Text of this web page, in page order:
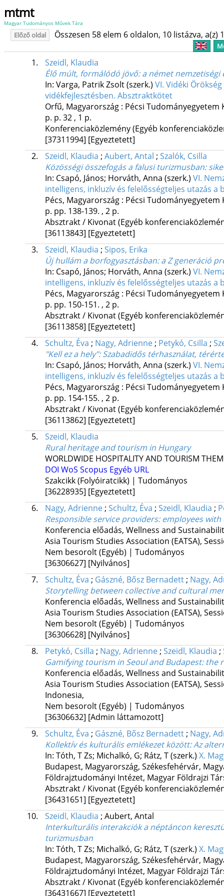
mtmt
Magyar Tudományos Művek Tára
Előző oldal Összesen 58 elem 6 oldalon, 10 listázva, a(z)
1.
Szeidl, Klaudia
Élő múlt, formálódó jövő: a német
In: Varga, Patrik Zsolt (szerk.) VI. Vidéki
vidékfejlesztésben. Absztraktkötet
Orfű, Magyarország : Pécsi Tudományegyetem
p. p. 32 , 1 p.
Konferenciaközlemény (Egyéb
[37311994] [Egyeztetett]
2.
Szeidl, Klaudia ; Aubert, Antal ; Szalók, Csilla
Közösségi összefogás a falusi turizmusban:
In: Csapó, János; Horváth, Anna (szerk.) VI.
intelligens, inkluzív és felelősségteljes utazás
Pécs, Magyarország : Pécsi
p. pp. 138-139. , 2 p.
Absztrakt / Kivonat (Egyéb
[36113843] [Egyeztetett]
3.
Szeidl, Klaudia ; Sipos, Erika
Új hullám a borfogyasztásban: a Z generáció
In: Csapó, János; Horváth, Anna (szerk.) VI.
intelligens, inkluzív és felelősségteljes utazás
Pécs, Magyarország : Pécsi
p. pp. 150-151. , 2 p.
Absztrakt / Kivonat (Egyéb
[36113858] [Egyeztetett]
4.
Schultz, Éva ; Nagy, Adrienne; Petykó, Csilla ;
"Kell ez a hely": Szabadidős térhasználat,
In: Csapó, János; Horváth, Anna (szerk.) VI.
intelligens, inkluzív és felelősségteljes utazás
Pécs, Magyarország : Pécsi
p. pp. 154-155. , 2 p.
Absztrakt / Kivonat (Egyéb
[36113862] [Egyeztetett]
5.
Szeidl, Klaudia
Rural heritage and tourism in Hungary
WORLDWIDE HOSPITALITY AND TOURISM
DOI WoS Scopus Egyéb URL
Szakcikk (Folyóiratcikk) | Tudományos
[36228935] [Egyeztetett]
6.
Nagy, Adrienne; Schultz, Éva ; Szeidl, Klaudia ;
Responsible service providers: employees
Konferencia előadás, Wellness and
Asia Tourism Studies Association (EATSA),
Nem besorolt (Egyéb) | Tudományos
[36306627] [Nyilvános]
7.
Schultz, Éva ; Gászné, Bősz Bernadett; Nagy,
Storytelling between collective and cultural
Konferencia előadás, Wellness and
Asia Tourism Studies Association (EATSA),
Nem besorolt (Egyéb) | Tudományos
[36306628] [Nyilvános]
8.
Petykó, Csilla ; Nagy, Adrienne; Szeidl, Klaudia ;
Gamifying tourism in Seoul and Budapest: the
Konferencia előadás, Wellness and
Asia Tourism Studies Association (EATSA),
Indonesia,
Nem besorolt (Egyéb) | Tudományos
[36306632] [Admin láttamozott]
9.
Schultz, Éva ; Gászné, Bősz Bernadett; Nagy,
Kollektív és kulturális emlékezet között: Az
In: Tóth, T Zs; Michalkó, G; Rátz, T (szerk.) X.
Budapest, Magyarország, Székesfehérvár,
Földrajztudományi Intézet, Magyar Földrajzi
Absztrakt / Kivonat (Egyéb
[36431651] [Egyeztetett]
10.
Szeidl, Klaudia ; Aubert, Antal
Interkulturális interakciók a néptáncon
turizmusban
In: Tóth, T Zs; Michalkó, G; Rátz, T (szerk.) X.
Budapest, Magyarország, Székesfehérvár,
Földrajztudományi Intézet, Magyar Földrajzi
Absztrakt / Kivonat (Egyéb
[36431667] [Egyeztetett]